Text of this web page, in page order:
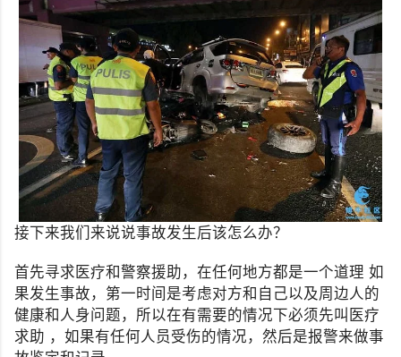
接下来我们来说说事故发生后该怎么办？
首先寻求医疗和警察援助，在任何地方都是一个道理 如
果发生事故，第一时间是考虑对方和自己以及周边人的
健康和人身问题，所以在有需要的情况下必须先叫医疗
求助 ，如果有任何人员受伤的情况，然后是报警来做事